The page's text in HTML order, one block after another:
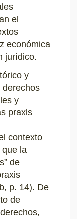
el
económica
jurídico.
y
derechos
y
praxis
contexto
que la
de
p. 14). De
de